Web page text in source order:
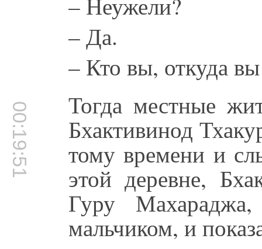
– Да.
– Кто вы, откуда
00:19:51 Тогда местные
Бхактивинод
тому времени и
этой деревне,
Гуру
мальчиком, и